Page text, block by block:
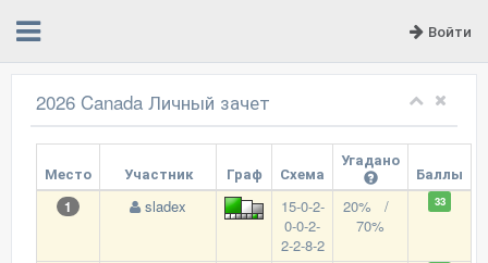
Войти
2026 Canada Личный зачет
Место Участник Граф Схема
Угадано
Баллы
1 sladex
15-0-2-
0-0-2-
2-2-8-2
20% /
70%
33